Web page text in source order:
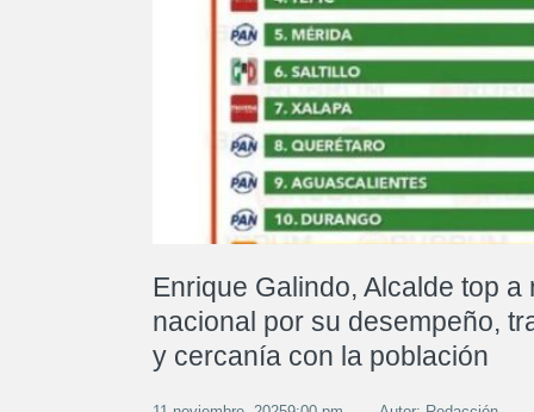
Enrique Galindo, Alcalde top a
nacional por su desempeño,
y cercanía con la población